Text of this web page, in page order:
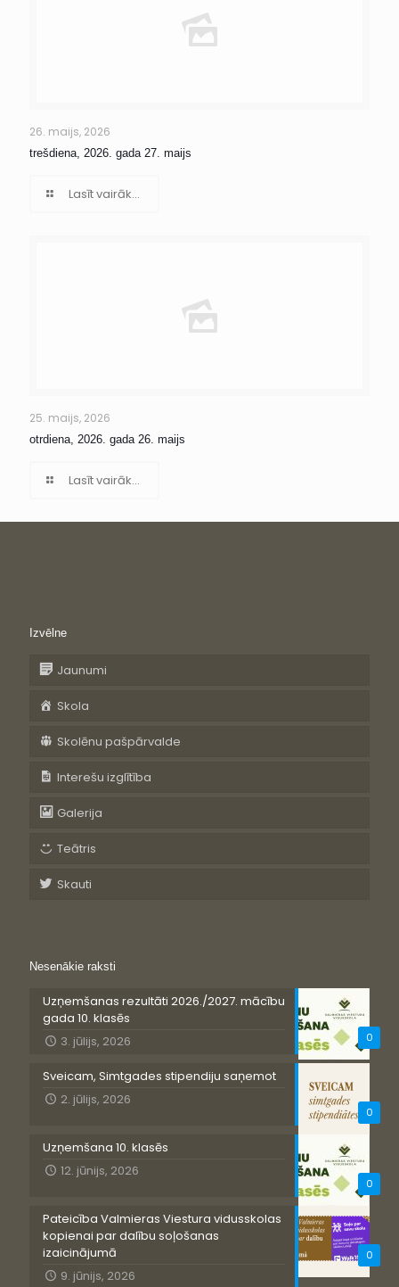
26. maijs, 2026
trešdiena, 2026. gada 27. maijs
Lasīt vairāk...
25. maijs, 2026
otrdiena, 2026. gada 26. maijs
Lasīt vairāk...
Izvēlne
Jaunumi
Skola
Skolēnu pašpārvalde
Interešu izglītība
Galerija
Teātris
Skauti
Nesenākie raksti
0
Uzņemšanas rezultāti 2026./2027. mācību
gada 10. klasēs
3. jūlijs, 2026
0
Sveicam, Simtgades stipendiju saņemot
2. jūlijs, 2026
0
Uzņemšana 10. klasēs
12. jūnijs, 2026
0
Pateicība Valmieras Viestura vidusskolas
kopienai par dalību soļošanas
izaicinājumā
9. jūnijs, 2026